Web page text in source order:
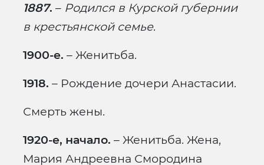
1887. – Родился в Курской губернии
в крестьянской семье.
1900-е. – Женитьба.
1918. – Рождение дочери Анастасии.
Смерть жены.
1920-е, начало. – Женитьба. Жена,
Мария Андреевна Смородина